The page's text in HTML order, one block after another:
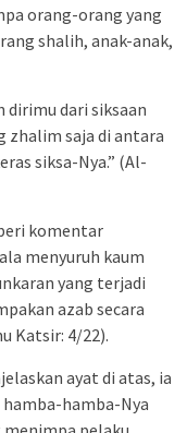
orang-orang yang
shalih, anak-anak,
dirimu dari siksaan
zhalim saja di antara
siksa-Nya.” (Al-
komentar
menyuruh kaum
yang terjadi
azab secara
Katsir: 4/22).
ayat di atas, ia
hamba-Nya